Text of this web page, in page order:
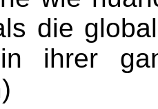
die
ihrer